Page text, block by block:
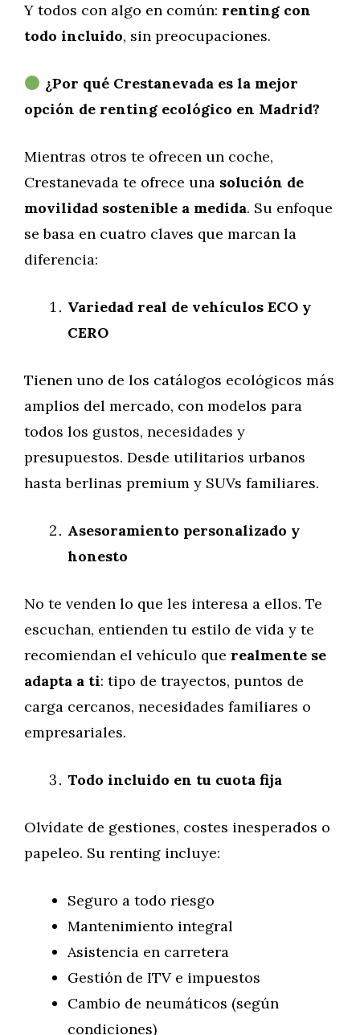
Y todos con algo en común: renting con
todo incluido, sin preocupaciones.
¿Por qué Crestanevada es la mejor
opción de renting ecológico en Madrid?
Mientras otros te ofrecen un coche,
Crestanevada te ofrece una solución de
movilidad sostenible a medida. Su enfoque
se basa en cuatro claves que marcan la
diferencia:
Variedad real de vehículos ECO y
CERO
Tienen uno de los catálogos ecológicos más
amplios del mercado, con modelos para
todos los gustos, necesidades y
presupuestos. Desde utilitarios urbanos
hasta berlinas premium y SUVs familiares.
Asesoramiento personalizado y
honesto
No te venden lo que les interesa a ellos. Te
escuchan, entienden tu estilo de vida y te
recomiendan el vehículo que realmente se
adapta a ti: tipo de trayectos, puntos de
carga cercanos, necesidades familiares o
empresariales.
Todo incluido en tu cuota fija
Olvídate de gestiones, costes inesperados o
papeleo. Su renting incluye:
Seguro a todo riesgo
Mantenimiento integral
Asistencia en carretera
Gestión de ITV e impuestos
Cambio de neumáticos (según
condiciones)